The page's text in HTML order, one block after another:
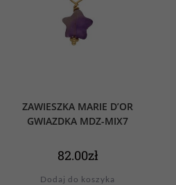
ZAWIESZKA MARIE D’OR
GWIAZDKA MDZ-MIX7
82.00zł
Dodaj do koszyka